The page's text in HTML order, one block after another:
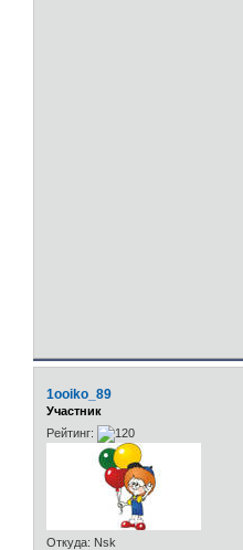
1ooiko_89
Участник
Рейтинг:
Откуда: Nsk